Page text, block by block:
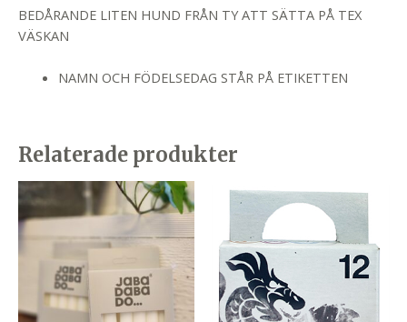
BEDÅRANDE LITEN HUND FRÅN TY ATT SÄTTA PÅ TEX
VÄSKAN
NAMN OCH FÖDELSEDAG STÅR PÅ ETIKETTEN
Relaterade produkter